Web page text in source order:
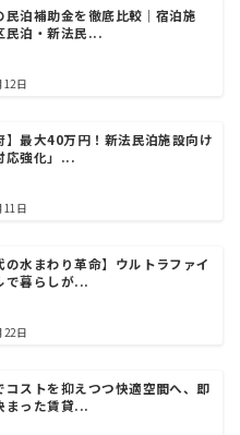
民泊補助金を徹底比較｜宿泊施
民泊・新法民...
12日
】最大40万円！新法民泊施設向け
応強化」...
11日
の水まわり革命】ウルトラファイ
で暮らしが...
22日
コストを抑えつつ快適空間へ、即
まった賃貸...